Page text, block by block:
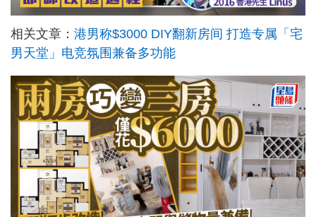
相关文章： 港男称$3000 DIY翻新房间 打造专属「宅
男天堂」电竞氛围兼备多功能